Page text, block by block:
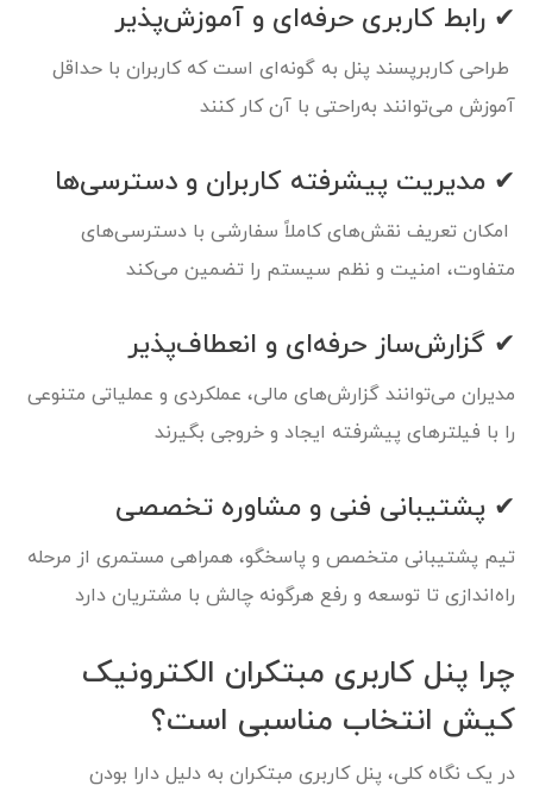
✔ رابط کاربری حرفه‌ای و آموزش‌پذیر
طراحی کاربرپسند پنل به گونه‌ای است که کاربران با حداقل
آموزش می‌توانند به‌راحتی با آن کار کنند
✔ مدیریت پیشرفته کاربران و دسترسی‌ها
امکان تعریف نقش‌های کاملاً سفارشی با دسترسی‌های
متفاوت، امنیت و نظم سیستم را تضمین می‌کند
✔ گزارش‌ساز حرفه‌ای و انعطاف‌پذیر
مدیران می‌توانند گزارش‌های مالی، عملکردی و عملیاتی متنوعی
را با فیلترهای پیشرفته ایجاد و خروجی بگیرند
✔ پشتیبانی فنی و مشاوره تخصصی
تیم پشتیبانی متخصص و پاسخگو، همراهی مستمری از مرحله
راه‌اندازی تا توسعه و رفع هرگونه چالش با مشتریان دارد
چرا پنل کاربری مبتکران الکترونیک
کیش انتخاب مناسبی است؟
در یک نگاه کلی، پنل کاربری مبتکران به دلیل دارا بودن